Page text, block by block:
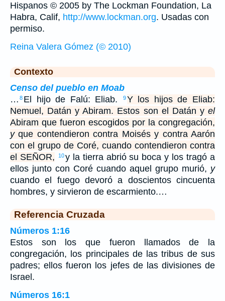
Hispanos © 2005 by The Lockman Foundation, La
Habra, Calif, http://www.lockman.org. Usadas con
permiso.
Reina Valera Gómez (© 2010)
Contexto
Censo del pueblo en Moab
… 8 El hijo de Falú: Eliab. 9Y los hijos de Eliab:
Nemuel, Datán y Abiram. Estos son el Datán y el
Abiram que fueron escogidos por la congregación,
yque contendieron contra Moisés y contra Aarón
con el grupo de Coré, cuando contendieron contra
el SEÑOR,
10y la tierra abrió su boca y los tragó a
ellos junto con Coré cuando aquel grupo murió, y
cuando el fuego devoró a doscientos cincuenta
hombres, y sirvieron de escarmiento.…
Referencia Cruzada
Números 1:16
Estos son los que fueron llamados de la
congregación, los principales de las tribus de sus
padres; ellos fueron los jefes de las divisiones de
Israel.
Números 16:1